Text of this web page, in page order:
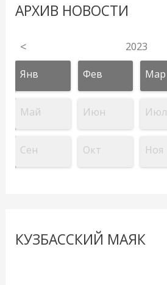
АРХИВ НОВОСТИ
< 2023
Янв Фев Мар
Май Июн Июл
Сен Окт Ноя
КУЗБАССКИЙ МАЯК